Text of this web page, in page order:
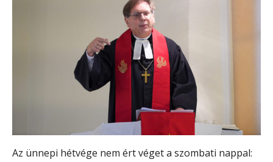
Az ünnepi hétvége nem ért véget a szombati nappal: